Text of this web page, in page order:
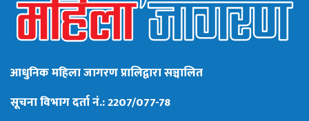
आधुनिक महिला जागरण प्रालिद्वारा सञ्चालित
सूचना विभाग दर्ता नं.: 2207/077-78